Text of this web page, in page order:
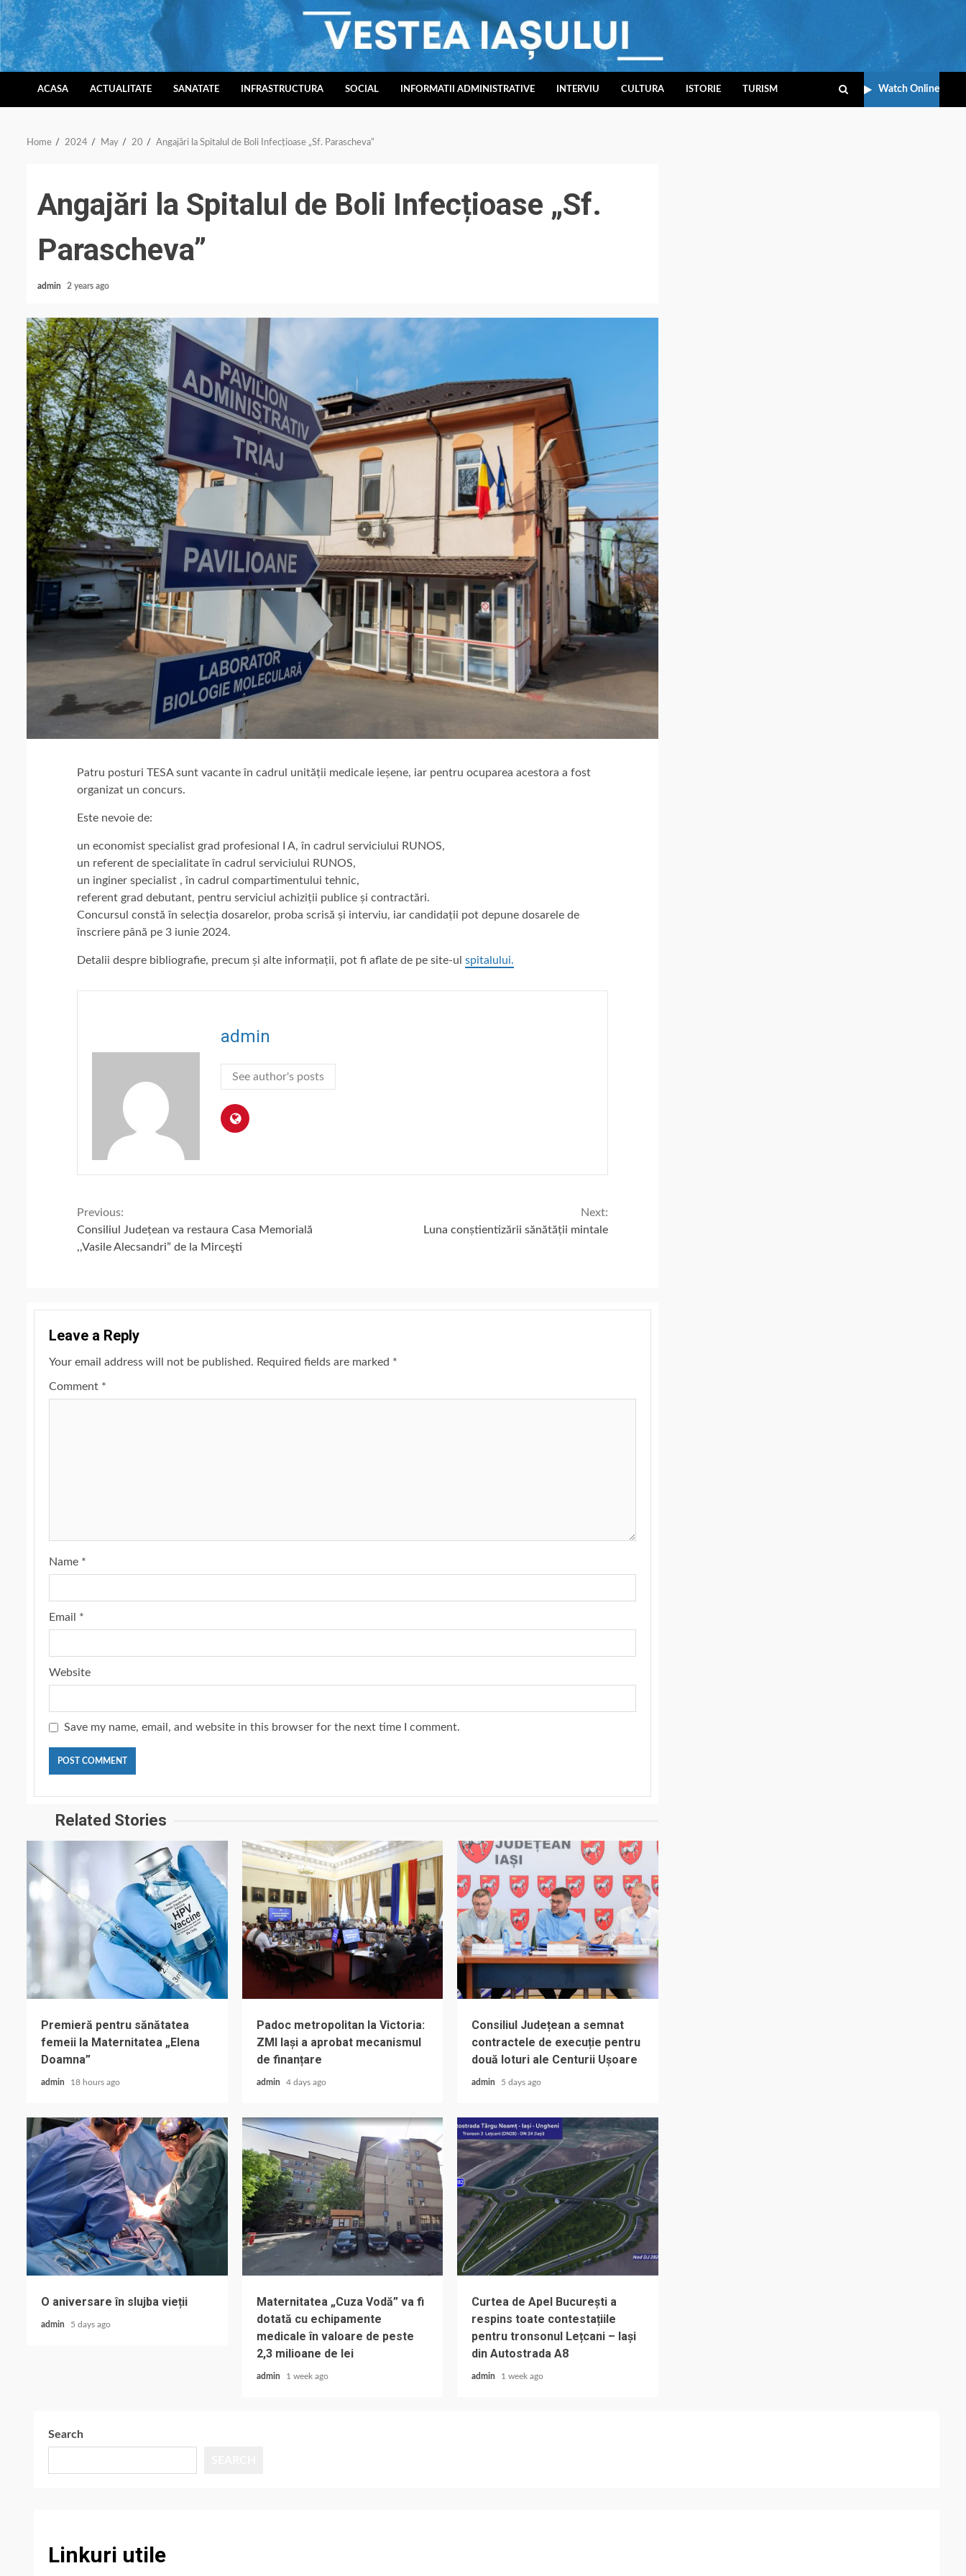
Skip
to
content
ACASA ACTUALITATE SANATATE INFRASTRUCTURA SOCIAL INFORMATII ADMINISTRATIVE INTERVIU CULTURA ISTORIE TURISM Watch Online
Home 2024 May 20 Angajări la Spitalul de Boli Infecțioase „Sf. Parascheva”
Angajări la Spitalul de Boli Infecțioase „Sf.
Parascheva”
admin 2 years ago
Patru posturi TESA sunt vacante în cadrul unității medicale ieșene, iar pentru ocuparea acestora a fost
organizat un concurs.
Este nevoie de:
un economist specialist grad profesional I A, în cadrul serviciului RUNOS,
un referent de specialitate în cadrul serviciului RUNOS,
un inginer specialist , în cadrul compartimentului tehnic,
referent grad debutant, pentru serviciul achiziții publice și contractări.
Concursul constă în selecția dosarelor, proba scrisă și interviu, iar candidații pot depune dosarele de
înscriere până pe 3 iunie 2024.
Detalii despre bibliografie, precum și alte informații, pot fi aflate de pe site-ul spitalului.
admin
See author's posts
Continue
Reading
Previous:
Consiliul Județean va restaura Casa Memorială
,,Vasile Alecsandri” de la Mirceşti
Next:
Luna conștientizării sănătății mintale
Leave a Reply
Your email address will not be published. Required fields are marked *
Comment *
Name *
Email *
Website
Save my name, email, and website in this browser for the next time I comment.
Related Stories
Premieră pentru sănătatea
femeii la Maternitatea „Elena
Doamna”
admin 18 hours ago
Padoc metropolitan la Victoria:
ZMI Iași a aprobat mecanismul
de finanțare
admin 4 days ago
Consiliul Județean a semnat
contractele de execuție pentru
două loturi ale Centurii Ușoare
admin 5 days ago
O aniversare în slujba vieții
admin 5 days ago
Maternitatea „Cuza Vodă” va fi
dotată cu echipamente
medicale în valoare de peste
2,3 milioane de lei
admin 1 week ago
Curtea de Apel București a
respins toate contestațiile
pentru tronsonul Lețcani – Iași
din Autostrada A8
admin 1 week ago
Search
Linkuri utile